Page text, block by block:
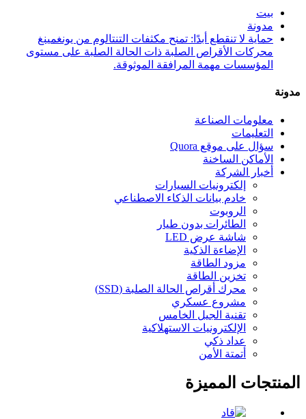
بيت
مدونة
حماية لا تنقطع أبدًا: تمنح مكثفات التنتالوم من يونغمينغ
محركات الأقراص الصلبة ذات الحالة الصلبة على مستوى
المؤسسات مهمة المرافقة الموثوقة.
مدونة
معلومات الصناعة
التعليمات
سؤال على موقع Quora
الأماكن الساخنة
أخبار الشركة
إلكترونيات السيارات
خادم بيانات الذكاء الاصطناعي
الروبوت
الطائرات بدون طيار
شاشة عرض LED
الإضاءة الذكية
مزود الطاقة
تخزين الطاقة
محرك أقراص الحالة الصلبة (SSD)
مشروع عسكري
تقنية الجيل الخامس
الإلكترونيات الاستهلاكية
عداد ذكي
أتمتة الأمن
المنتجات المميزة